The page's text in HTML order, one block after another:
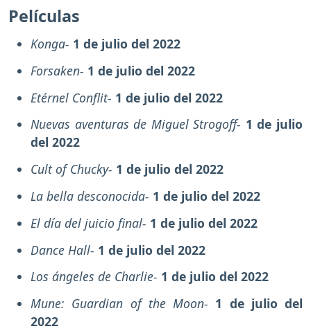
Películas
Konga- 1 de julio del 2022
Forsaken- 1 de julio del 2022
Etérnel Conflit- 1 de julio del 2022
Nuevas aventuras de Miguel Strogoff- 1 de julio
del 2022
Cult of Chucky- 1 de julio del 2022
La bella desconocida- 1 de julio del 2022
El día del juicio final- 1 de julio del 2022
Dance Hall- 1 de julio del 2022
Los ángeles de Charlie- 1 de julio del 2022
Mune: Guardian of the Moon- 1 de julio del
2022